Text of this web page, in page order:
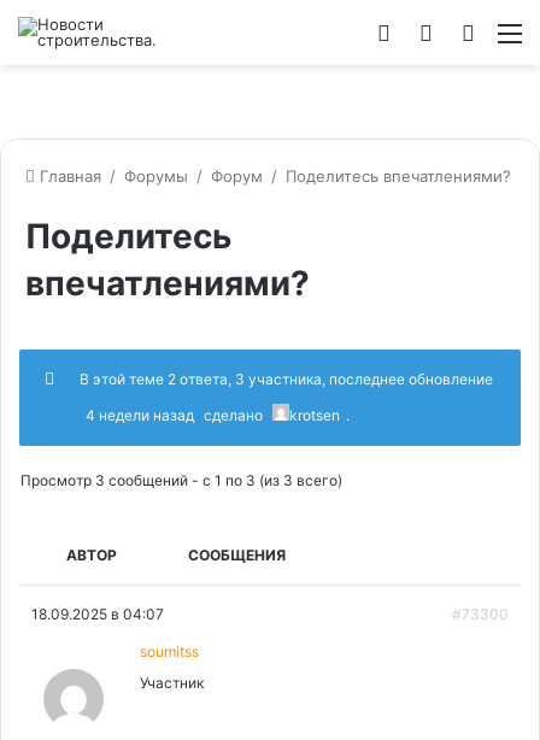
Switch
Войти
Главная / Форумы / Форум / Поделитесь впечатлениями?
Поделитесь
впечатлениями?
В этой теме 2 ответа, 3 участника, последнее обновление
4 недели назад сделано krotsen .
Просмотр 3 сообщений - с 1 по 3 (из 3 всего)
АВТОР СООБЩЕНИЯ
18.09.2025 в 04:07 #73300
soumitss
Участник